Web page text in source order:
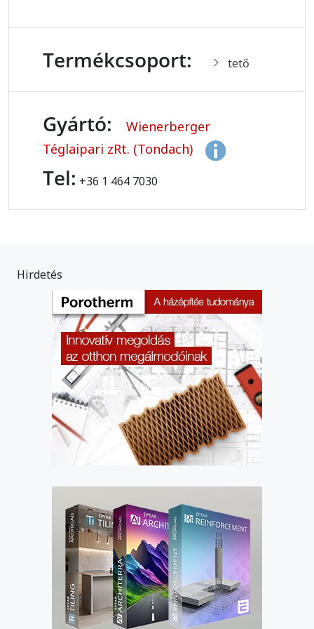
Termékcsoport: tető
Gyártó:
Wienerberger
Téglaipari zRt. (Tondach)
Tel: +36 1 464 7030
Hirdetés